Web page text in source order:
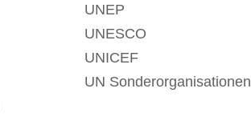
UNEP
UNESCO
UNICEF
UN Sonderorganisationen